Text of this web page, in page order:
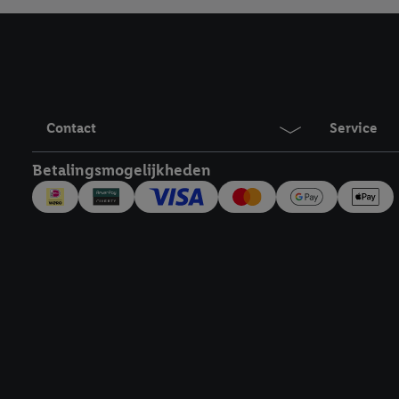
Contact Service
Betalingsmogelijkheden
technieken worden
inclusief over de